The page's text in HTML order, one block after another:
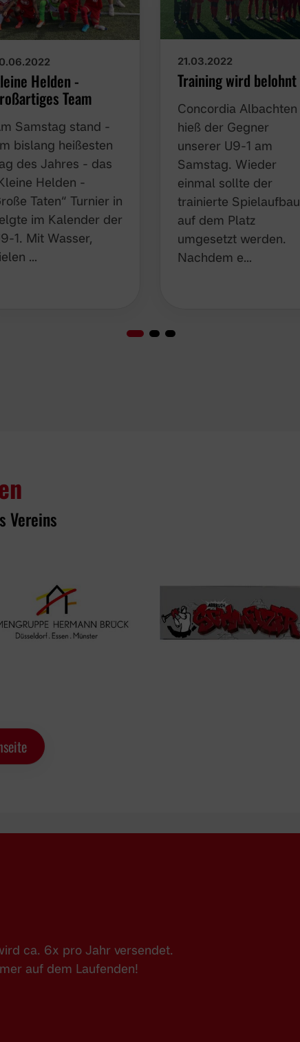
Helden -
Team
Samstag stand -
bislang heißesten
des Jahres - das
Helden - Große
Turnier in Telgte
Kalender der U9-1.
Wasser, vielen …
21.03.2022
Training wird belohnt
Concordia Albachten
hieß der Gegner
unserer U9-1 am
Samstag. Wieder
einmal sollte der
trainierte Spielaufbau
auf dem Platz
umgesetzt werden.
Nachdem e…
Vereins
ca. 6x pro Jahr versendet.
auf dem Laufenden!